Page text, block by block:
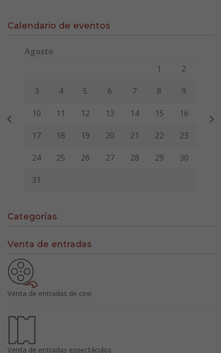
Calendario de eventos
Agosto
Viernes Sábado
1 2
3 4 5 6 7 8 9
10 11 12 13 14 15 16
17 18 19 20 21 22 23
24 25 26 27 28 29 30
31
Categorías
Venta de entradas
Venta de entradas de cine
Venta de entradas espectáculos